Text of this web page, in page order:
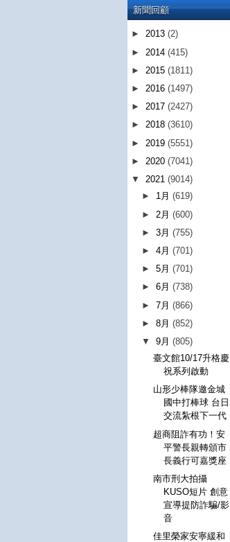
新聞回顧
► 2013 (2)
► 2014 (415)
► 2015 (1811)
► 2016 (1497)
► 2017 (2427)
► 2018 (3610)
► 2019 (5551)
► 2020 (7041)
▼ 2021 (9014)
► 1月(619)
► 2月(600)
►3月(755)
►4月(701)
►5月(701)
►6月(738)
►7月(866)
►8月(852)
▼9月(805)
臺文館10/17升格慶
祝系列啟動
山形少棒隊邀金城
國中打棒球 台日
交流紮根下一代
超商阻詐有功！安
平警長親轉頒市
長義行可嘉獎座
南市刑大拍攝
KUSO短片 創意
宣導提防詐騙/影
音
佳里榮家安寧緩和